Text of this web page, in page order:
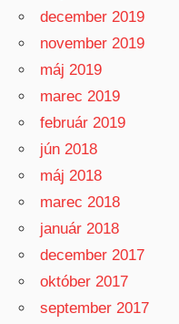
december 2019
november 2019
máj 2019
marec 2019
február 2019
jún 2018
máj 2018
marec 2018
január 2018
december 2017
október 2017
september 2017